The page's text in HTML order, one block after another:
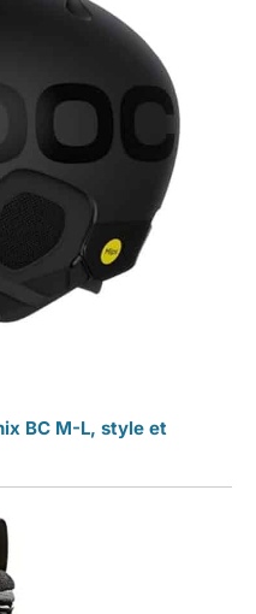
BC M-L, style et